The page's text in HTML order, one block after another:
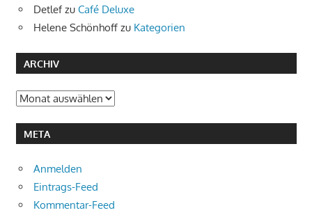
Detlefzu Café Deluxe
Helene Schönhoff zu Kategorien
ARCHIV
Archiv
META
Anmelden
Eintrags-Feed
Kommentar-Feed